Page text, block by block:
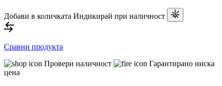
Добави в количката Индикирай при наличност
Сравни продукта
Провери наличност
Гарантирано ниска
цена